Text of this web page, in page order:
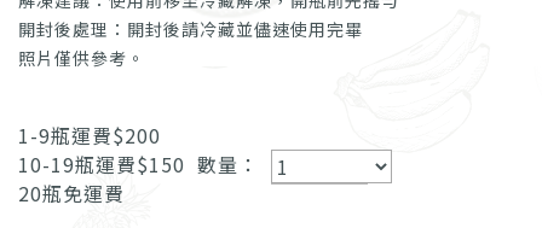
開封後處理：開封後請冷藏並儘速使用完畢
照片僅供參考。
1-9瓶運費$200
10-19瓶運費$150
20瓶免運費
數量：